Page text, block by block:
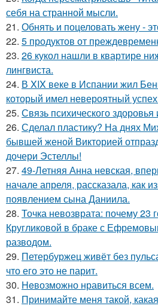
себя на странной мысли.
21. Обнять и поцеловать жену -
22. 5 продуктов от
23. 26 кукол нашли в квартире
лингвиста.
24. В XIX веке в Испании жил
который имел невероятный
25. Связь психического здоровья
26. Сделал пластику? На днях
бывшей женой Викторией
дочери Эстеллы!
27. 49-Летняя Анна невская,
начале апреля, рассказала, как
появлением сына Даниила.
28. Точка невозврата: почему 23
Кругликовой в браке с
разводом.
29. Петербуржец живёт без
что его это не парит.
30. Heвозможно нравиться всем.
31. Принимайте меня такой,